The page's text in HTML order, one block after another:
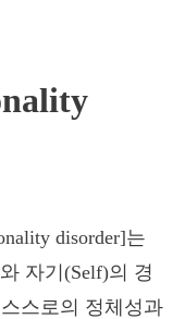
disorder]는
자기(Self)의 경
스로의 정체성과